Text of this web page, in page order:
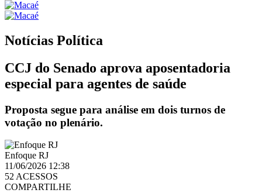
Notícias Política
CCJ do Senado aprova aposentadoria
especial para agentes de saúde
Proposta segue para análise em dois turnos de
votação no plenário.
Enfoque RJ
11/06/2026 12:38
52 ACESSOS
COMPARTILHE